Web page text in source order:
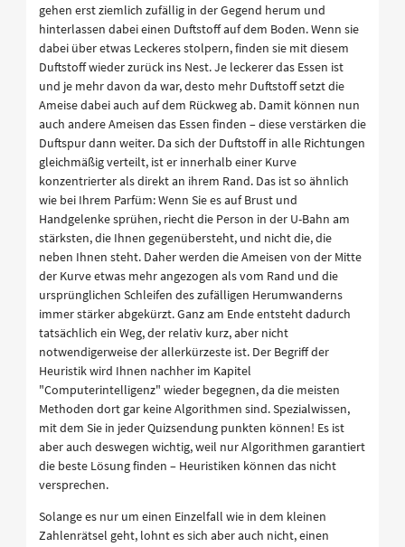
gehen erst ziemlich zufällig in der Gegend herum und
hinterlassen dabei einen Duftstoff auf dem Boden. Wenn sie
dabei über etwas Leckeres stolpern, finden sie mit diesem
Duftstoff wieder zurück ins Nest. Je leckerer das Essen ist
und je mehr davon da war, desto mehr Duftstoff setzt die
Ameise dabei auch auf dem Rückweg ab. Damit können nun
auch andere Ameisen das Essen finden – diese verstärken die
Duftspur dann weiter. Da sich der Duftstoff in alle Richtungen
gleichmäßig verteilt, ist er innerhalb einer Kurve
konzentrierter als direkt an ihrem Rand. Das ist so ähnlich
wie bei Ihrem Parfüm: Wenn Sie es auf Brust und
Handgelenke sprühen, riecht die Person in der U-Bahn am
stärksten, die Ihnen gegenübersteht, und nicht die, die
neben Ihnen steht. Daher werden die Ameisen von der Mitte
der Kurve etwas mehr angezogen als vom Rand und die
ursprünglichen Schleifen des zufälligen Herumwanderns
immer stärker abgekürzt. Ganz am Ende entsteht dadurch
tatsächlich ein Weg, der relativ kurz, aber nicht
notwendigerweise der allerkürzeste ist. Der Begriff der
Heuristik wird Ihnen nachher im Kapitel
"Computerintelligenz" wieder begegnen, da die meisten
Methoden dort gar keine Algorithmen sind. Spezialwissen,
mit dem Sie in jeder Quizsendung punkten können! Es ist
aber auch deswegen wichtig, weil nur Algorithmen garantiert
die beste Lösung finden – Heuristiken können das nicht
versprechen.
Solange es nur um einen Einzelfall wie in dem kleinen
Zahlenrätsel geht, lohnt es sich aber auch nicht, einen